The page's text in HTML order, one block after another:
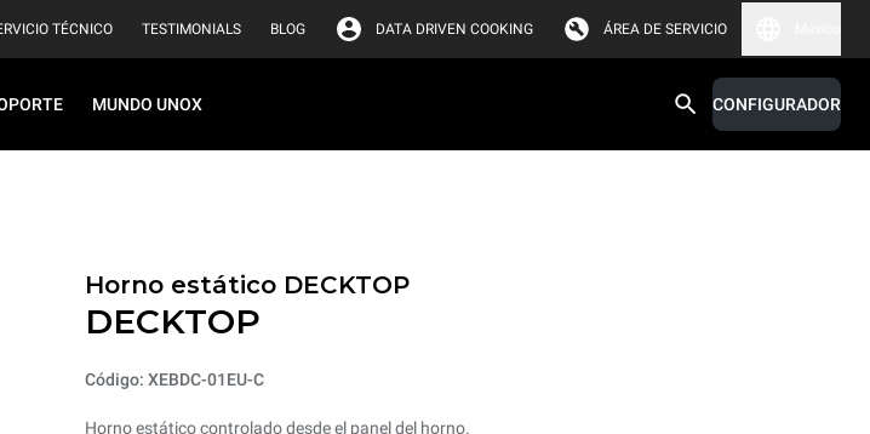
TÉCNICO TESTIMONIALS BLOG DATA DRIVEN COOKING ÁREA DE SERVICIO
MUNDO UNOX CONFIGURADOR
Horno estático DECKTOP
DECKTOP
Código: XEBDC-01EU-C
Horno estático controlado desde el panel del horno.